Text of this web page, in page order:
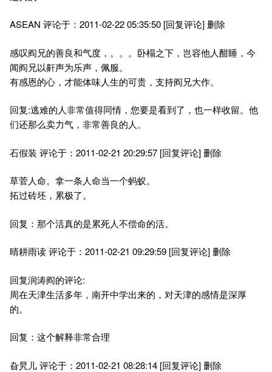
ASEAN 评论于：2011-02-22 05:35:50 [回复评论] 删除
感叹阎兄的善良和气度，。。。卧榻之下，岂容他人酣睡，今
闻阎兄以鼾声为乐声，佩服。
有感恩的心，才能体味人生的可贵，支持阎兄大作。
回复:逃难的人非常值得同情，您要是看到了，也一样收留。他
们还那么卖力气，非常善良的人。
石假装 评论于：2011-02-21 20:29:57 [回复评论] 删除
草菅人命。拿一条人命当一个蚂蚁。
拓过砖坯，累极了。
回复：那个活真的是累死人不偿命的活。
晴耕雨读 评论于：2011-02-21 09:29:59 [回复评论] 删除
回复润涛阎的评论:
周在天津生活多年，南开中学出来的，对天津的感情是深厚
的。
回复：这个解释非常合理
旮旯儿 评论于：2011-02-21 08:28:14 [回复评论] 删除